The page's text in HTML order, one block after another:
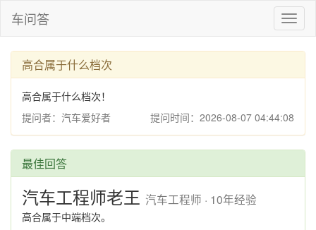
车问答
高合属于什么档次
高合属于什么档次！
提问者：汽车爱好者
提问时间：2026-08-07 04:44:08
最佳回答
汽车工程师老王 汽车工程师 · 10年经验
高合属于中端档次。